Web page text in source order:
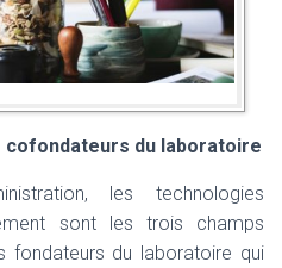
cofondateurs du laboratoire
les technologies
sont les trois champs
fondateurs du laboratoire qui